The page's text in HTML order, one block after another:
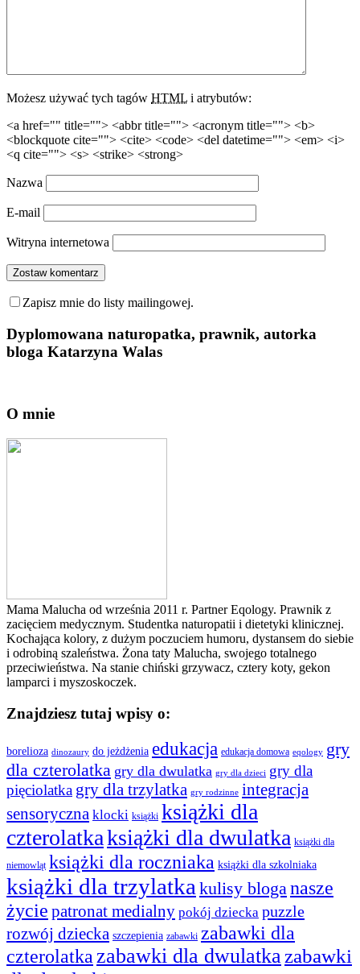
Możesz używać tych tagów HTML i atrybutów:
<a href="" title=""> <abbr title=""> <acronym title=""> <b>
<blockquote cite=""> <cite> <code> <del datetime=""> <em> <i>
<q cite=""> <s> <strike> <strong>
Nazwa
E-mail
Witryna internetowa
Zapisz mnie do listy mailingowej.
Dyplomowana naturopatka, prawnik, autorka
bloga Katarzyna Walas
O mnie
Mama Malucha od września 2011 r. Partner Eqology. Prawnik z
zacięciem medycznym. Studentka naturopatii i dietetyki klinicznej.
Kochająca kolory, z dużym poczuciem humoru, dystansem do siebie
i odrobiną szaleństwa. Żona taty Malucha, swojego totalnego
przeciwieństwa. Na stanie chiński grzywacz, cztery koty, gekon
lamparci i myszoskoczek.
Znajdziesz tutaj wpisy o:
borelioza dinozaury do jeżdżenia edukacja edukacja domowa eqology gry
dla czterolatka gry dla dwulatka gry dla dzieci gry dla
pięciolatka gry dla trzylatka gry rodzinne integracja
sensoryczna klocki książki książki dla
czterolatkaksiążki dla dwulatka książki dla
niemowląt książki dla roczniaka książki dla szkolniaka
książki dla trzylatka kulisy bloga nasze
życie patronat medialny pokój dziecka puzzle
rozwój dziecka szczepienia zabawki zabawki dla
czterolatka zabawki dla dwulatka zabawki